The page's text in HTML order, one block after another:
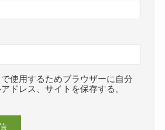
使用するためブラウザーに自分
ドレス、サイトを保存する。